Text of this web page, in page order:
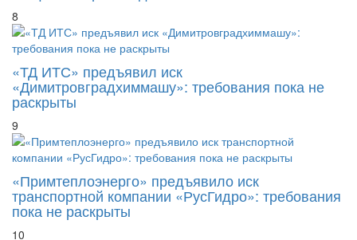
8
«ТД ИТС» предъявил иск
«Димитровградхиммашу»: требования пока не
раскрыты
9
«Примтеплоэнерго» предъявило иск
транспортной компании «РусГидро»: требования
пока не раскрыты
10